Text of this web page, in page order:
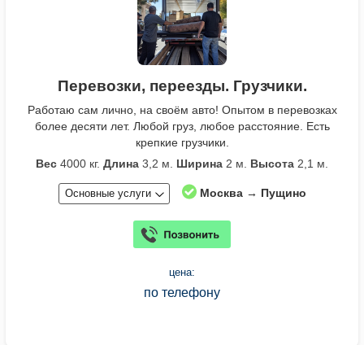
Перевозки, переезды. Грузчики.
Работаю сам лично, на своём авто! Опытом в перевозках
более десяти лет. Любой груз, любое расстояние. Есть
крепкие грузчики.
Вес 4000 кг. Длина 3,2 м. Ширина 2 м. Высота 2,1 м.
Основные услуги Москва → Пущино
цена:
по телефону